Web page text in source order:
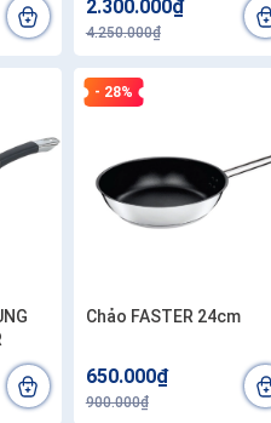
2.300.000₫
4.250.000₫
- 28%
Chảo FASTER 24cm
650.000₫
900.000₫